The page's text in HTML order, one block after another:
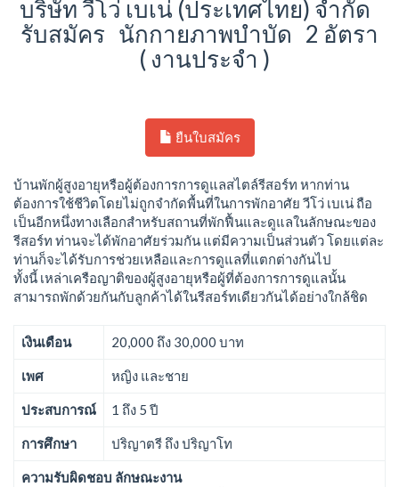
บริษัท วีโว่ เบเน่ (ประเทศไทย) จำกัด
รับสมัคร นักกายภาพบำบัด 2 อัตรา
( งานประจำ )
ยืนใบสมัคร
บ้านพักผู้สูงอายุหรือผู้ต้องการการดูแลสไตล์รีสอร์ท หากท่าน
ต้องการใช้ชีวิตโดยไม่ถูกจำกัดพื้นที่ในการพักอาศัย วีโว่ เบเน่ ถือ
เป็นอีกหนึ่งทางเลือกสำหรับสถานที่พักฟื้นและดูแลในลักษณะของ
รีสอร์ท ท่านจะได้พักอาศัยร่วมกัน แต่มีความเป็นส่วนตัว โดยแต่ละ
ท่านก็จะได้รับการช่วยเหลือและการดูแลที่แตกต่างกันไป
ทั้งนี้ เหล่าเครือญาติของผู้สูงอายุหรือผู้ที่ต้องการการดูแลนั้น
สามารถพักด้วยกันกับลูกค้าได้ในรีสอร์ทเดียวกันได้อย่างใกล้ชิด
เงินเดือน 20,000 ถึง 30,000 บาท
เพศ หญิง และชาย
ประสบการณ์ 1 ถึง 5 ปี
การศึกษา ปริญาตรี ถึง ปริญาโท
ความรับผิดชอบ ลักษณะงาน